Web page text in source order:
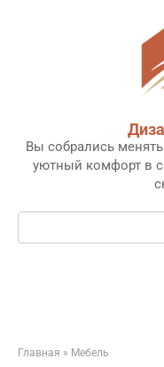
Вы собрались
уютный комфорт в
Поиск:
Главная » Мебель